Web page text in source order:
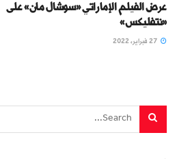
عرض الفيلم الإماراتي «سوشال مان» على
«نتفليكس»